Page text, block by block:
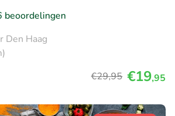
beoordelingen
Den Haag
€29,95 €19,95